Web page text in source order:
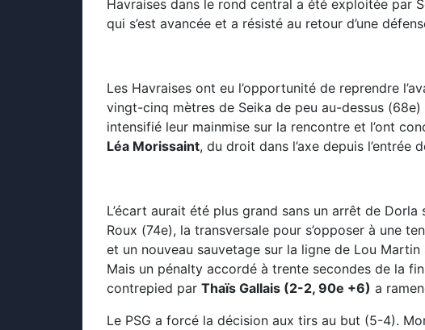
Havraises dans le rond central a été exploitée par
qui s’est avancée et a résisté au retour d’une
Les Havraises ont eu l’opportunité de reprendre
vingt-cinq mètres de Seika de peu au-dessus
intensifié leur mainmise sur la rencontre et l’ont
Léa Morissaint, du droit dans l’axe depuis l’entrée
L’écart aurait été plus grand sans un arrêt de
Roux (74e), la transversale pour s’opposer à une
et un nouveau sauvetage sur la ligne de Lou
Mais un pénalty accordé à trente secondes de la
contrepied par Thaïs Gallais (2-2, 90e +6) a
Le PSG a forcé la décision aux tirs au but (5-4).